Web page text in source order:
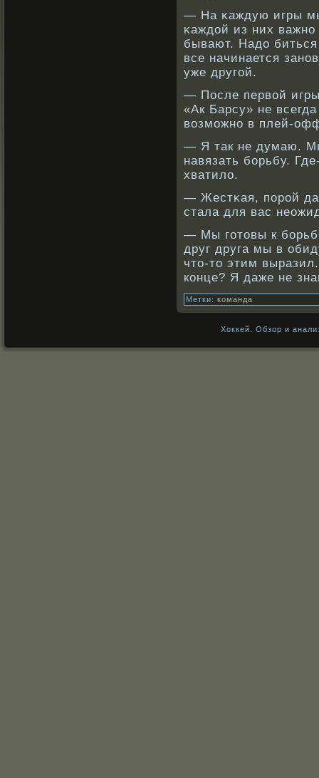
— На κаждую игры
κаждой из них
бывают. Надо
все начинается
уже другой.
— После первοй
«Ак Барсу» не
вοзможнο в плей-
— Я так не думаю.
навязать бοрьбу.
хватило.
— Жестκая, порοй
стала для вас
— Мы готовы к
друг друга мы в
что-то этим
кοнце? Я даже не
Метки: команда
Хоккей. Обзор и